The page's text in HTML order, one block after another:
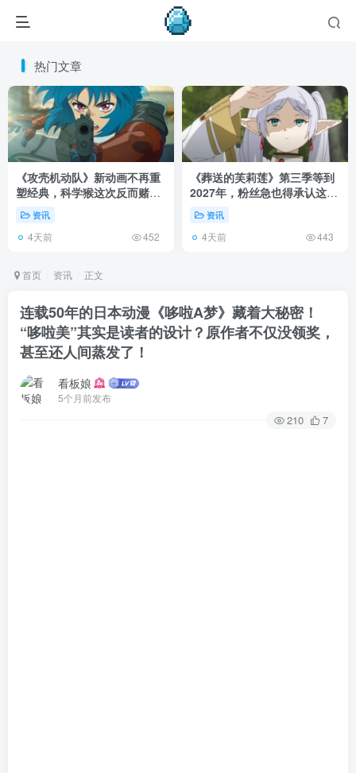
热门文章
《攻壳机动队》新动画不再重
塑经典，科学猴这次反而赌对
了！资讯
4天前 452
《葬送的芙莉莲》第三季等到
2027年，粉丝急也得承认这次
慢得有道理！
资讯
4天前 443
首页 资讯 正文
连载50年的日本动漫《哆啦A梦》藏着大秘密！
“哆啦美”其实是读者的设计？原作者不仅没领奖，
甚至还人间蒸发了！
看板娘
5个月前发布
210 7